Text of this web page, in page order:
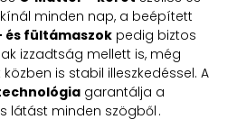
minden nap, a beépített
és fültámaszokpedig biztos
izzadtság mellett is, még
is stabil illeszkedéssel. A
garantálja a
látást minden szögből .